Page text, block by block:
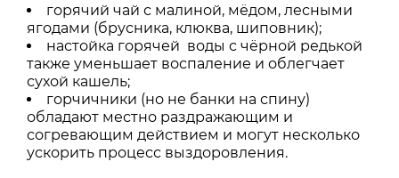
горячий чай с малиной, мёдом, лесными
ягодами (брусника, клюква, шиповник);
настойка горячей воды с чёрной редькой
также уменьшает воспаление и облегчает
сухой кашель;
горчичники (но не банки на спину)
обладают местно раздражающим и
согревающим действием и могут несколько
ускорить процесс выздоровления.